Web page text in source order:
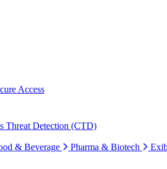
Access
Threat Detection (CTD)
& Beverage Pharma & Biotech